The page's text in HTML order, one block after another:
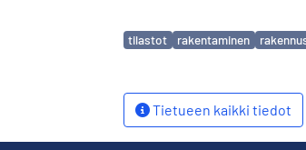
Avainsanat
tilastot rakentaminen
Tietueen kaikki tiedot